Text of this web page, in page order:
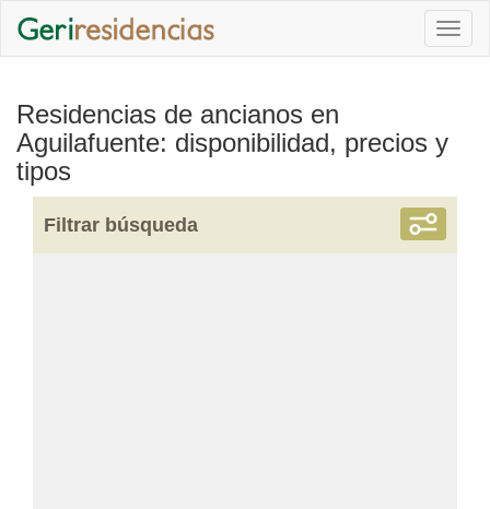
Residencias de ancianos en
Aguilafuente: disponibilidad, precios y
tipos
Filtrar búsqueda